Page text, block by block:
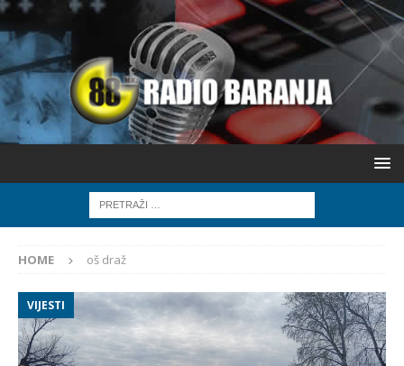
HOME oš draž
VIJESTI